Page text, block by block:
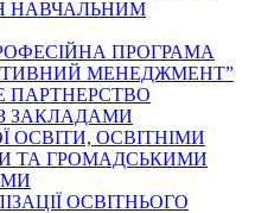
НАВЧАЛЬНИМ
ПРОГРАМА
МЕНЕДЖМЕНТ”
ПАРТНЕРСТВО
ЗАКЛАДАМИ
ОСВІТИ, ОСВІТНІМИ
ТА ГРОМАДСЬКИМИ
ОСВІТНЬОГО